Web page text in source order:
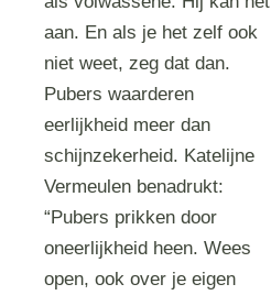
aan. En als je het zelf ook
niet weet, zeg dat dan.
Pubers waarderen
eerlijkheid meer dan
schijnzekerheid. Katelijne
Vermeulen benadrukt:
“Pubers prikken door
oneerlijkheid heen. Wees
open, ook over je eigen